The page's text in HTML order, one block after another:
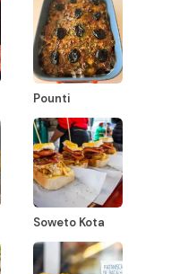
Pounti
Soweto Kota